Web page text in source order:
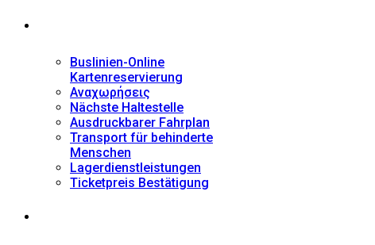
Buslinien-Online
Kartenreservierung
Αναχωρήσεις
Nächste Haltestelle
Αusdruckbarer Fahrplan
Transport für behinderte
Menschen
Lagerdienstleistungen
Ticketpreis Bestätigung